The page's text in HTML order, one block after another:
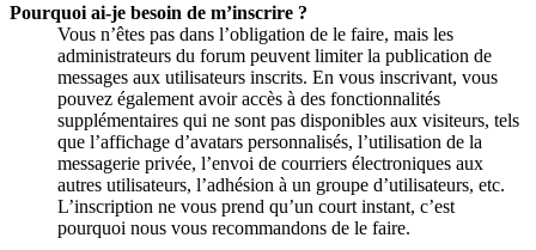
Pourquoi ai-je besoin de m’inscrire ?
Vous n’êtes pas dans l’obligation de le faire, mais les
administrateurs du forum peuvent limiter la publication de
messages aux utilisateurs inscrits. En vous inscrivant, vous
pouvez également avoir accès à des fonctionnalités
supplémentaires qui ne sont pas disponibles aux visiteurs, tels
que l’affichage d’avatars personnalisés, l’utilisation de la
messagerie privée, l’envoi de courriers électroniques aux
autres utilisateurs, l’adhésion à un groupe d’utilisateurs, etc.
L’inscription ne vous prend qu’un court instant, c’est
pourquoi nous vous recommandons de le faire.